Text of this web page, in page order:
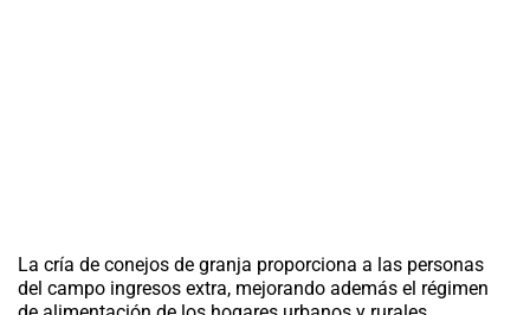
La cría de conejos de granja proporciona a las personas
del campo ingresos extra, mejorando además el régimen